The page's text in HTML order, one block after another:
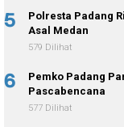
5
Polresta Padang
Asal Medan
579 Dilihat
6
Pemko Padang
Pascabencana
577 Dilihat